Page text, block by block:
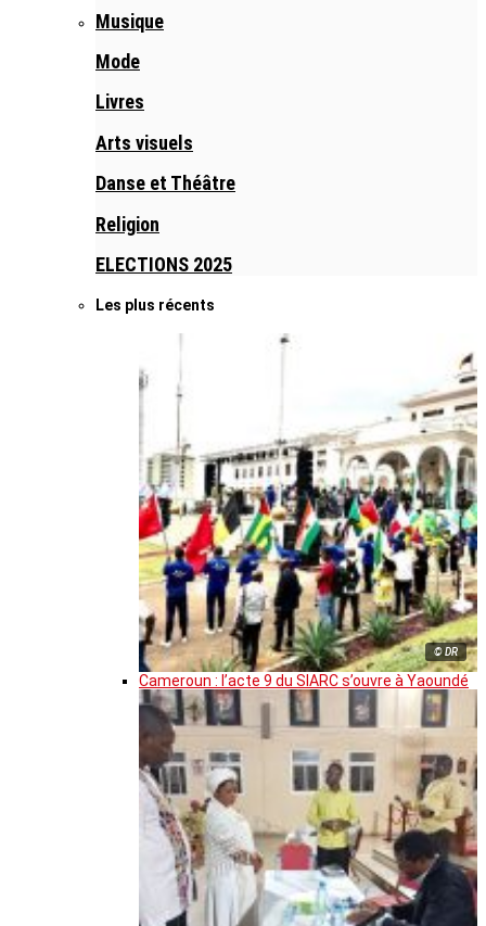
Musique
Mode
Livres
Arts visuels
Danse et Théâtre
Religion
ELECTIONS 2025
Les plus récents
© DR
Cameroun : l’acte 9 du SIARC s’ouvre à Yaoundé